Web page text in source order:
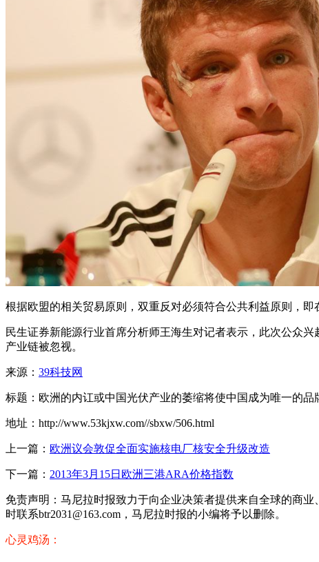
根据欧盟的相关贸易原则，双重反对必须符合公共利益原则，
民生证券新能源行业首席分析师王海生对记者表示，此次公众
产业链被忽视。
来源： 39科技网
标题：欧洲的内讧或中国光伏产业的萎缩将使中国成为唯一的品
地址：http://www.53kjxw.com//sbxw/506.html
上一篇： 欧洲议会敦促全面实施核电厂核安全升级改造
下一篇： 2013年3月15日欧洲三港ARA价格指数
免责声明：马尼拉时报致力于向企业决策者提供来自全球的商
时联系btr2031@163.com，马尼拉时报的小编将予以删除。
心灵鸡汤：